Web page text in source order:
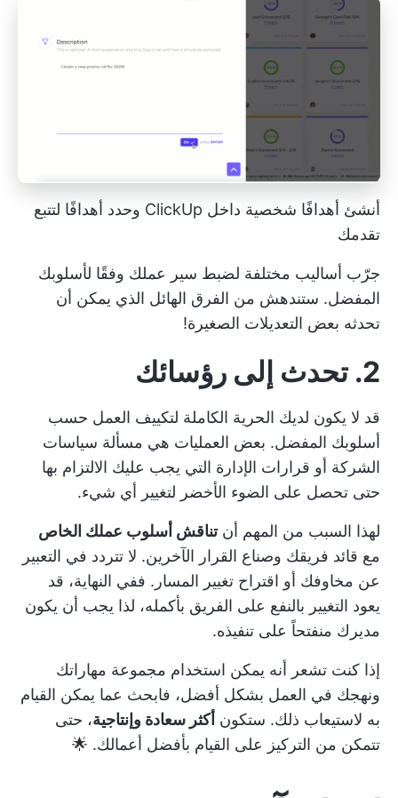
أنشئ أهدافًا شخصية داخل ClickUp وحدد أهدافًا لتتبع
تقدمك
جرّب أساليب مختلفة لضبط سير عملك وفقًا لأسلوبك
المفضل. ستندهش من الفرق الهائل الذي يمكن أن
تحدثه بعض التعديلات الصغيرة!
2. تحدث إلى رؤسائك
قد لا يكون لديك الحرية الكاملة لتكييف العمل حسب
أسلوبك المفضل. بعض العمليات هي مسألة سياسات
الشركة أو قرارات الإدارة التي يجب عليك الالتزام بها
حتى تحصل على الضوء الأخضر لتغيير أي شيء.
لهذا السبب من المهم أنتناقش أسلوب عملك الخاص
مع قائد فريقك وصناع القرار الآخرين. لا تتردد في التعبير
عن مخاوفك أو اقتراح تغيير المسار. ففي النهاية، قد
يعود التغيير بالنفع على الفريق بأكمله، لذا يجب أن يكون
مديرك منفتحاً على تنفيذه.
إذا كنت تشعر أنه يمكن استخدام مجموعة مهاراتك
ونهجك في العمل بشكل أفضل، فابحث عما يمكن القيام
به لاستيعاب ذلك. ستكون أكثر سعادة وإنتاجية، حتى
تتمكن من التركيز على القيام بأفضل أعمالك. 🌟